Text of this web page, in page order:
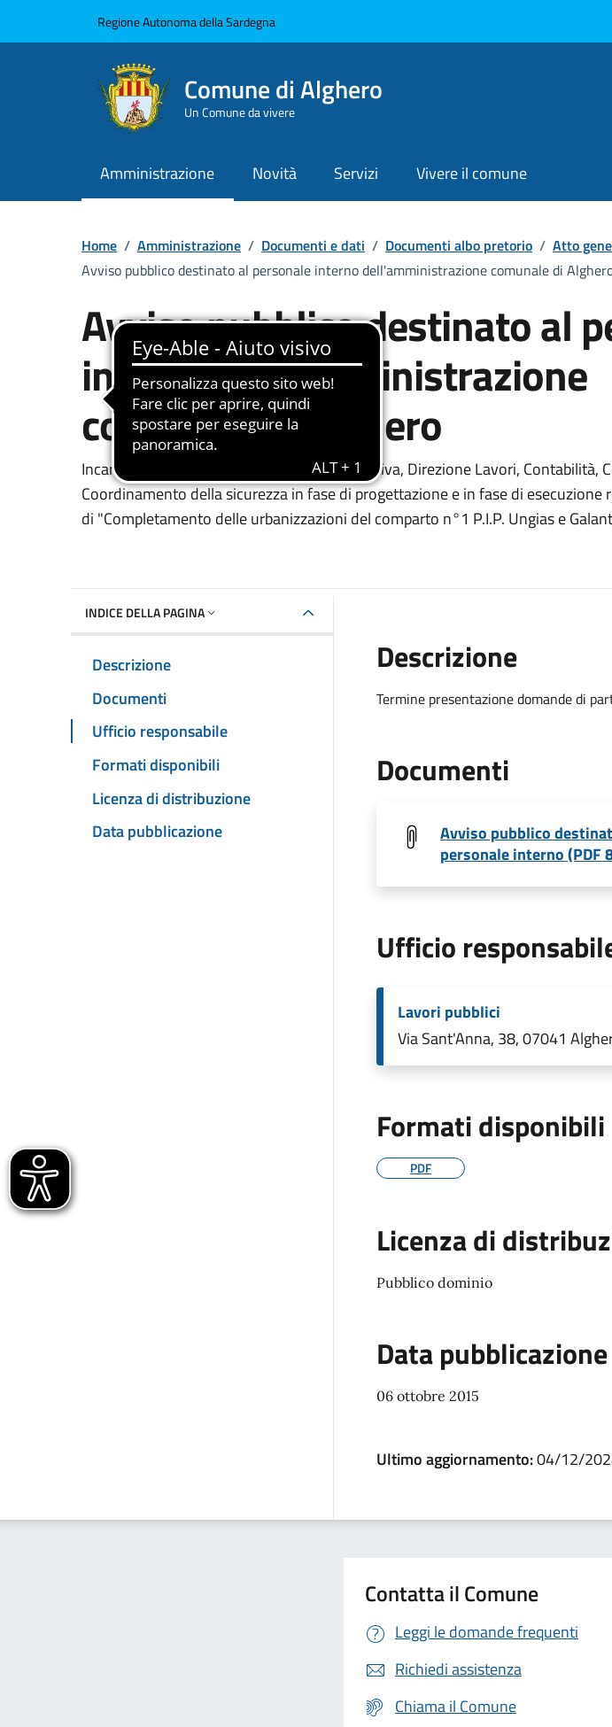
Regione Autonoma della Sardegna
Comune di Alghero
Un Comune da vivere
Amministrazione Novità Servizi Vivere il comune
Home / Amministrazione / Documenti e dati / Documenti albo pretorio / Atto
Avviso pubblico destinato al personale interno dell'amministrazione comunale di
Avviso pubblico destinato al
interno dell'amministrazione
comunale di Alghero
Dettaglio del documento
Incarico di progettazione definitiva ed esecutiva, Direzione Lavori, Contabilità,
Coordinamento della sicurezza in fase di progettazione e in fase di esecuzione
di "Completamento delle urbanizzazioni del comparto n°1 P.I.P. Ungias e
INDICE DELLA PAGINA
Descrizione
Documenti
Ufficio responsabile
Formati disponibili
Licenza di distribuzione
Data pubblicazione
Descrizione
Termine presentazione domande di
Documenti
Avviso pubblico
personale interno (PDF
Ufficio
Lavori pubblici
Via Sant'Anna, 38, 07041
Formati disponibili
PDF
Licenza di
Pubblico dominio
Data pubblicazione
06 ottobre 2015
Ultimo aggiornamento:04/12/
Contatta il Comune
Leggi le domande frequenti
Richiedi assistenza
Chiama il Comune